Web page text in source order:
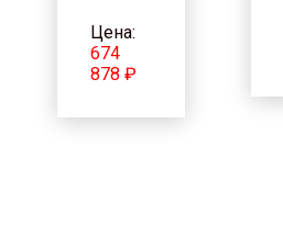
Цена:
674
878 ₽